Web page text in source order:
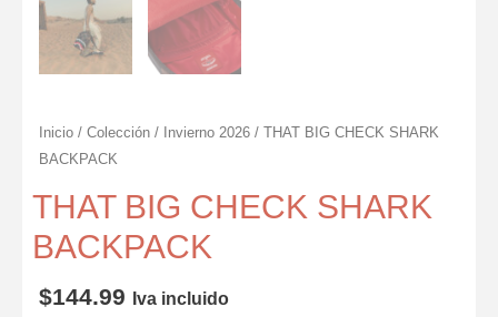
Inicio / Colección / Invierno 2026 / THAT BIG CHECK SHARK
BACKPACK
THAT BIG CHECK SHARK
BACKPACK
$144.99 Iva incluido